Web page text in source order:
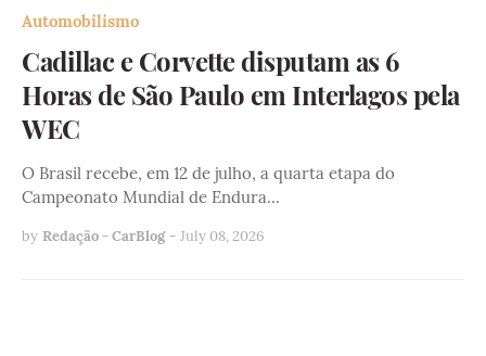
Automobilismo
Cadillac e Corvette disputam as 6
Horas de São Paulo em Interlagos pela
WEC
O Brasil recebe, em 12 de julho, a quarta etapa do
Campeonato Mundial de Endura…
by Redação - CarBlog - July 08, 2026